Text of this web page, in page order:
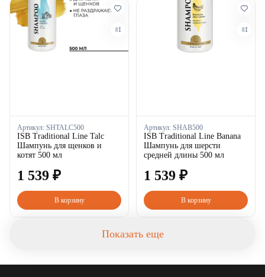
Артикул: SHTALC500
ISB Traditional Line Talc
Шампунь для щенков и
котят 500 мл
1 539 ₽
В корзину
Артикул: SHAB500
ISB Traditional Line Banana
Шампунь для шерсти
средней длины 500 мл
1 539 ₽
В корзину
Показать еще